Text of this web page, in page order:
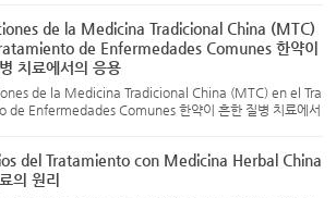
de la Medicina Tradicional China (MTC)
de Enfermedades Comunes 한약이
치료에서의 응용
de la Medicina Tradicional China (MTC) en el Tra
de Enfermedades Comunes 한약이 흔한 질병 치료에서
del Tratamiento con Medicina Herbal China
의 원리